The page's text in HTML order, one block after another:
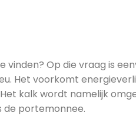
Op die vraag is
Het voorkomt
kalk wordt namelijk
de portemonnee.